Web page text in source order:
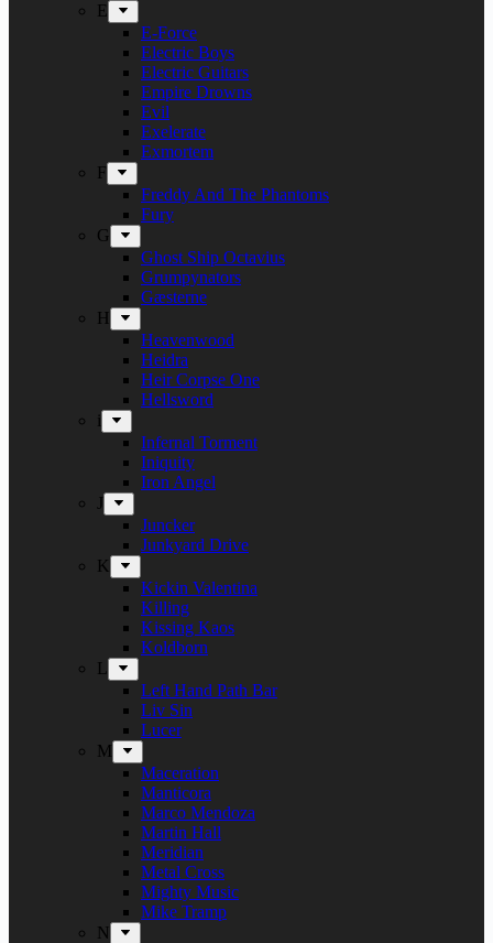
E
E-Force
Electric Boys
Electric Guitars
Empire Drowns
Evil
Exelerate
Exmortem
F
Freddy And The Phantoms
Fury
G
Ghost Ship Octavius
Grumpynators
Gæsterne
H
Heavenwood
Heidra
Heir Corpse One
Hellsword
i
Infernal Torment
Iniquity
Iron Angel
J
Juncker
Junkyard Drive
K
Kickin Valentina
Killing
Kissing Kaos
Koldborn
L
Left Hand Path Bar
Liv Sin
Lucer
M
Maceration
Manticora
Marco Mendoza
Martin Hall
Meridian
Metal Cross
Mighty Music
Mike Tramp
N